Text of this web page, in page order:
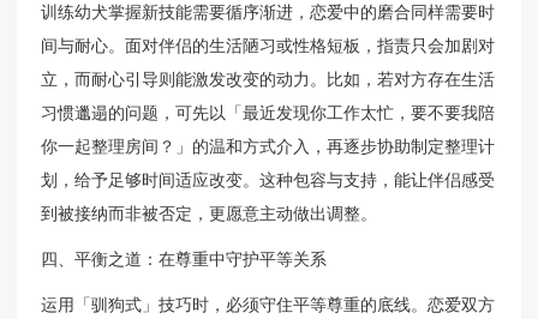
训练幼犬掌握新技能需要循序渐进，恋爱中的磨合同样需要时
间与耐心。面对伴侣的生活陋习或性格短板，指责只会加剧对
立，而耐心引导则能激发改变的动力。比如，若对方存在生活
习惯邋遢的问题，可先以「最近发现你工作太忙，要不要我陪
你一起整理房间？」的温和方式介入，再逐步协助制定整理计
划，给予足够时间适应改变。这种包容与支持，能让伴侣感受
到被接纳而非被否定，更愿意主动做出调整。
四、平衡之道：在尊重中守护平等关系
运用「驯狗式」技巧时，必须守住平等尊重的底线。恋爱双方